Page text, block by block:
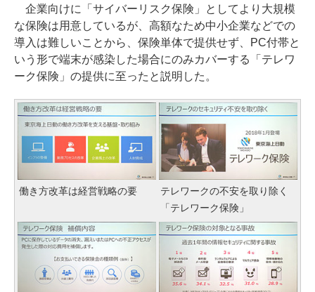
企業向けに「サイバーリスク保険」としてより大規模
な保険は用意しているが、高額なため中小企業などでの
導入は難しいことから、保険単体で提供せず、PC付帯と
いう形で端末が感染した場合にのみカバーする「テレワ
ーク保険」の提供に至ったと説明した。
働き方改革は経営戦略の要
テレワークの不安を取り除く
「テレワーク保険」